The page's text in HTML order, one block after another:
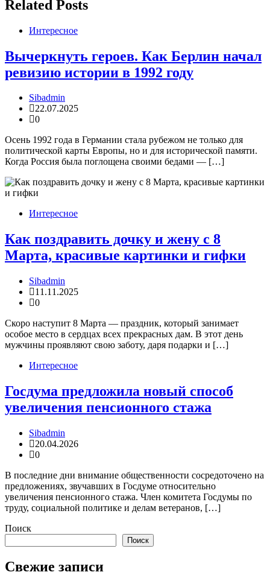
Related Posts
Интересное
Вычеркнуть героев. Как Берлин начал
ревизию истории в 1992 году
Sibadmin
22.07.2025
0
Осень 1992 года в Германии стала рубежом не только для
политической карты Европы, но и для исторической памяти.
Когда Россия была поглощена своими бедами — […]
Интересное
Как поздравить дочку и жену с 8
Марта, красивые картинки и гифки
Sibadmin
11.11.2025
0
Скоро наступит 8 Марта — праздник, который занимает
особое место в сердцах всех прекрасных дам. В этот день
мужчины проявляют свою заботу, даря подарки и […]
Интересное
Госдума предложила новый способ
увеличения пенсионного стажа
Sibadmin
20.04.2026
0
В последние дни внимание общественности сосредоточено на
предложениях, звучавших в Госдуме относительно
увеличения пенсионного стажа. Член комитета Госдумы по
труду, социальной политике и делам ветеранов, […]
Поиск
Поиск
Свежие записи